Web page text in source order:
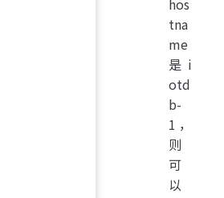
tna
me
是i
otd
b-
1，
则
可
以